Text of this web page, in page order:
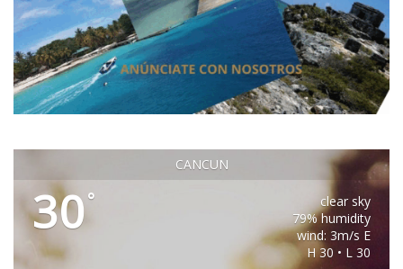
CANCUN
30°
clear sky
79% humidity
wind: 3m/s E
H 30 • L 30